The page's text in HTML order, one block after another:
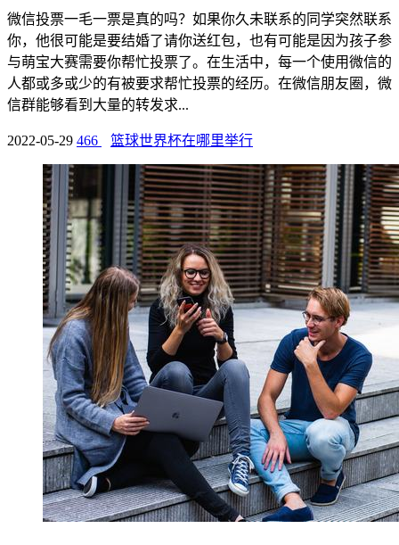
微信投票一毛一票是真的吗？如果你久未联系的同学突然联系
你，他很可能是要结婚了请你送红包，也有可能是因为孩子参
与萌宝大赛需要你帮忙投票了。在生活中，每一个使用微信的
人都或多或少的有被要求帮忙投票的经历。在微信朋友圈，微
信群能够看到大量的转发求...
2022-05-29 466 篮球世界杯在哪里举行